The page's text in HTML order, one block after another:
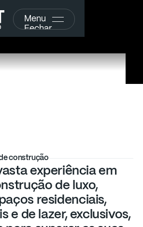
Menu
Fechar
o seuestilo
a
construção
experiência em
de luxo,
residenciais,
e de lazer, exclusivos,